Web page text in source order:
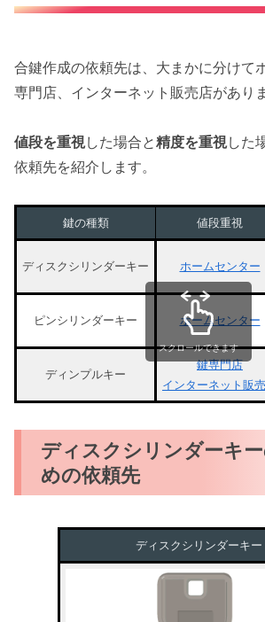
合鍵作成の依頼先は、大まかに分けて
専門店、インターネット販売店がありま
値段を重視した場合と精度を重視した
依頼先を紹介します。
鍵の種類 値段重視
ディスクシリンダーキー ホームセンター
ピンシリンダーキー ホームセンター
ディンプルキー
鍵専門店
インターネット販
スクロールできます
ディスクシリンダーキ
めの依頼先
ディスクシリンダーキー